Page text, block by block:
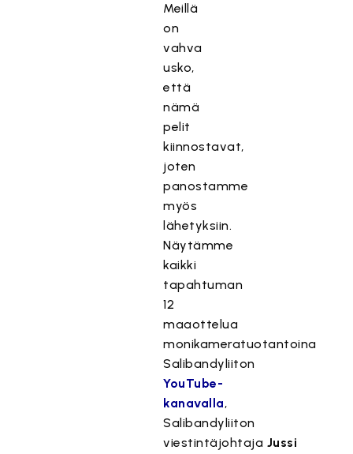
Meillä
on
vahva
usko,
että
nämä
pelit
kiinnostavat,
joten
panostamme
myös
lähetyksiin.
Näytämme
kaikki
tapahtuman
12
maaottelua
monikameratuotantoina
Salibandyliiton
YouTube-
kanavalla,
Salibandyliiton
viestintäjohtaja Jussi